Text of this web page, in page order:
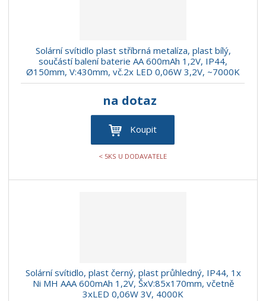
Solární svítidlo plast stříbrná metalíza, plast bílý,
součástí balení baterie AA 600mAh 1,2V, IP44,
Ø150mm, V:430mm, vč.2x LED 0,06W 3,2V, ~7000K
na dotaz
Koupit
< 5KS U DODAVATELE
Solární svítidlo, plast černý, plast průhledný, IP44, 1x
Ni MH AAA 600mAh 1,2V, ŠxV:85x170mm, včetně
3xLED 0,06W 3V, 4000K